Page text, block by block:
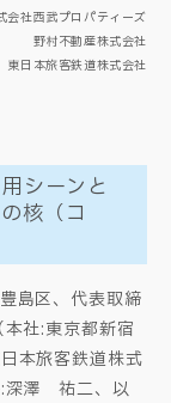
会社西武プロパティーズ
野村不動産株式会社
東日本旅客鉄道株式会社
シーンと
核（コ
島区、代表取締
社:東京都新宿
本旅客鉄道株式
:深澤 祐二、以